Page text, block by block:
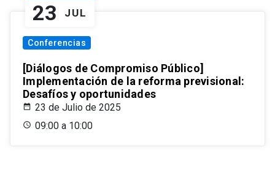
23 JUL
Conferencias
[Diálogos de Compromiso Público]
Implementación de la reforma previsional:
Desafíos y oportunidades
23 de Julio de 2025
09:00 a 10:00